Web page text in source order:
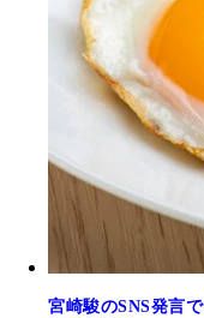
宮崎駿のSNS発言